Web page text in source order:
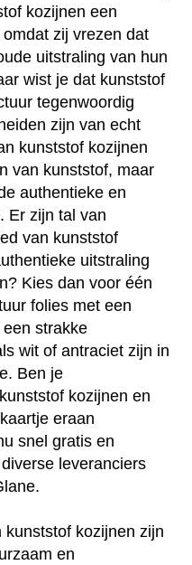
kozijnen een
zij vrezen dat
uitstraling van hun
wist je dat kunststof
tegenwoordig
zijn van echt
kunststof kozijnen
van kunststof, maar
authentieke en
Er zijn tal van
van kunststof
uitstraling
Kies dan voor één
folies met een
strakke
wit of antraciet zijn in
Ben je
kozijnen en
eraan
snel gratis en
leveranciers
kozijnen zijn
en